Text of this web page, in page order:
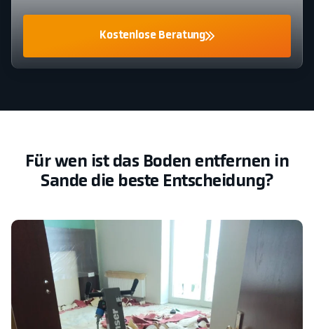
Kostenlose Beratung
Für wen ist das Boden entfernen in
Sande die beste Entscheidung?